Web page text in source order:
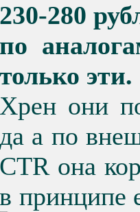
230-280
по
только эти.
Хрен они
да а по
CTR она
в принципе